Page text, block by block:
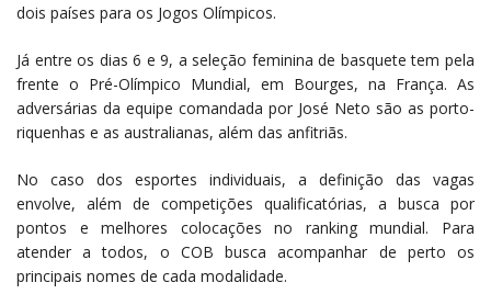
dois países para os Jogos Olímpicos.
Já entre os dias 6 e 9, a seleção feminina de basquete tem pela
frente o Pré-Olímpico Mundial, em Bourges, na França. As
adversárias da equipe comandada por José Neto são as porto-
riquenhas e as australianas, além das anfitriãs.
No caso dos esportes individuais, a definição das vagas
envolve, além de competições qualificatórias, a busca por
pontos e melhores colocações no ranking mundial. Para
atender a todos, o COB busca acompanhar de perto os
principais nomes de cada modalidade.